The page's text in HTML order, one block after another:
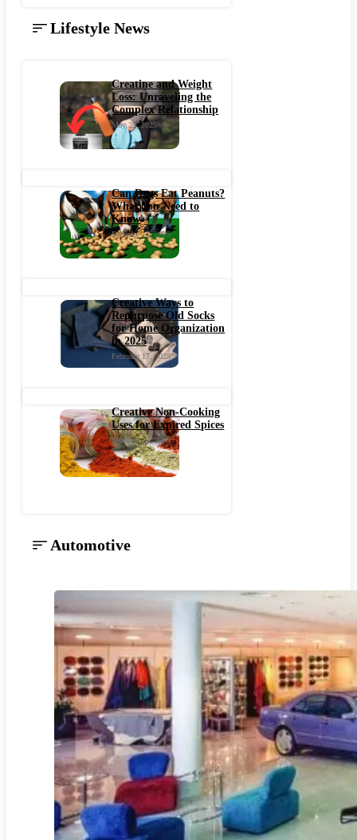
Lifestyle News
Creatine and Weight
Loss: Unraveling the
Complex Relationship
May 25, 2025
Can Dogs Eat Peanuts?
What You Need to
Know
February 15, 2025
Creative Ways to
Repurpose Old Socks
for Home Organization
in 2025
February 17, 2025
Creative Non-Cooking
Uses for Expired Spices
February 14, 2025
Automotive